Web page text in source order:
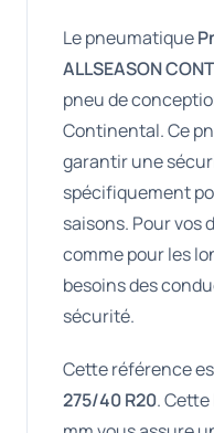
Le pneumatique
ALLSEASON
pneu de
Continental. Ce
garantir une
spécifiquement
saisons. Pour vos
comme pour les
besoins des
sécurité.
Cette référence
275/40 R20.